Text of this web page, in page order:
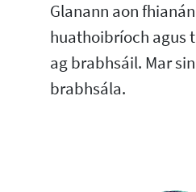
Glanann aon
huathoibríoch agus
ag brabhsáil. Mar
brabhsála.